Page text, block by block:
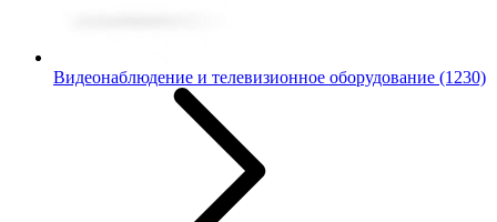
Видеонаблюдение и телевизионное оборудование (1230)